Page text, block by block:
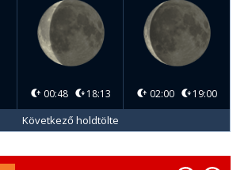
00:48 18:13 02:00 19:00
Következő holdtölte